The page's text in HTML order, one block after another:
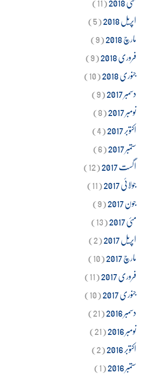
اپریل 2018
(5)
مارچ 2018
(9)
فروری 2018
(9)
جنوری 2018
(10)
دسمبر 2017
(9)
نومبر 2017
(8)
اکتوبر 2017
(4)
ستمبر 2017
(6)
اگست 2017
(12)
جولائی 2017
(11)
جون 2017
(9)
مئی 2017
(13)
اپریل 2017
(2)
مارچ 2017
(10)
فروری 2017
(11)
جنوری 2017
(10)
دسمبر 2016
(21)
نومبر 2016
(21)
اکتوبر 2016
(2)
ستمبر 2016
(1)